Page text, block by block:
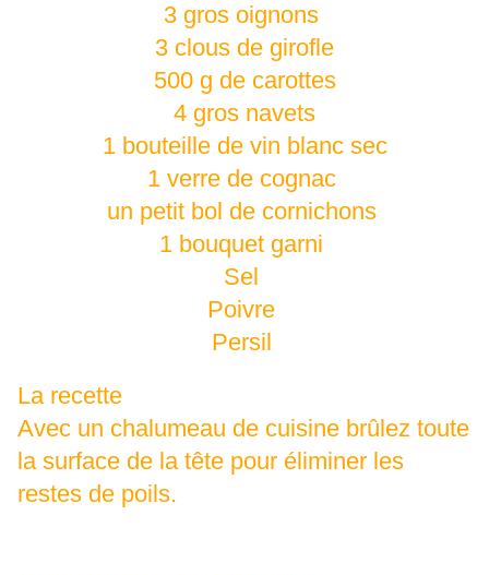
3 gros oignons
3 clous de girofle
500 g de carottes
4 gros navets
1 bouteille de vin blanc sec
1 verre de cognac
un petit bol de cornichons
1 bouquet garni
Sel
Poivre
Persil
La recette
Avec un chalumeau de cuisine brûlez toute
la surface de la tête pour éliminer les
restes de poils.